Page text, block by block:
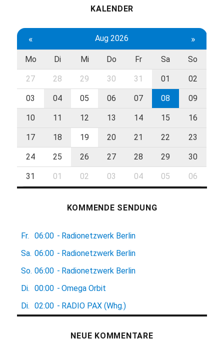
KALENDER
« Aug 2026 »
Mo Di Mi Do Fr Sa So
27 28 29 30 31 01 02
03 04 05 06 07 08 09
10 11 12 13 14 15 16
17 18 19 20 21 22 23
24 25 26 27 28 29 30
31 01 02 03 04 05 06
KOMMENDE SENDUNG
Fr. 06:00 - Radionetzwerk Berlin
Sa. 06:00 - Radionetzwerk Berlin
So. 06:00 - Radionetzwerk Berlin
Di.
00:00 - Omega Orbit
Di.
02:00 - RADIO PAX (Whg.)
NEUE KOMMENTARE